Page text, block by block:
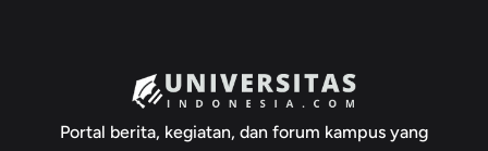
Portal berita, kegiatan, dan forum kampus yang